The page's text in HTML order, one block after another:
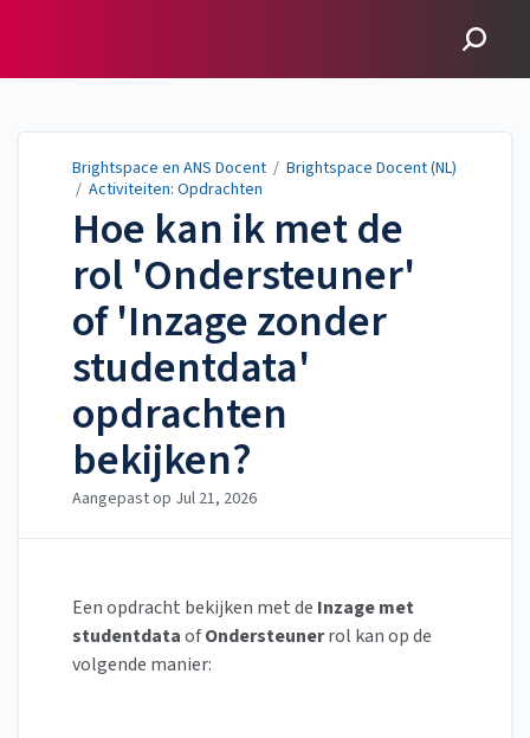
Brightspace en ANS Docent / Brightspace Docent (NL)
/ Activiteiten: Opdrachten
Hoe kan ik met de
rol 'Ondersteuner'
of 'Inzage zonder
studentdata'
opdrachten
bekijken?
Aangepast op Jul 21, 2026
Een opdracht bekijken met de Inzage met
studentdataofOndersteunerrol kan op de
volgende manier: